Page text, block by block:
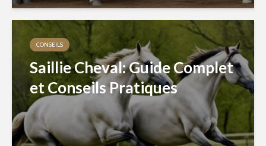
CONSEILS
Saillie Cheval: Guide Complet
et Conseils Pratiques